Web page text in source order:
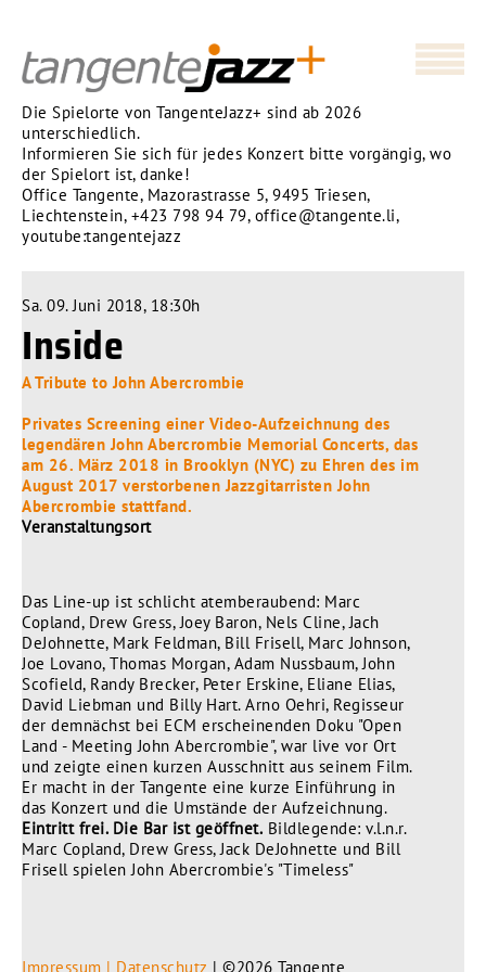
Die Spielorte von TangenteJazz+ sind ab 2026
unterschiedlich.
Informieren Sie sich für jedes Konzert bitte vorgängig, wo
der Spielort ist, danke!
Office Tangente, Mazorastrasse 5, 9495 Triesen,
Liechtenstein, +423 798 94 79, office@tangente.li,
youtube:tangentejazz
Sa. 09. Juni 2018, 18:30h
Inside
A Tribute to John Abercrombie
Privates Screening einer Video-Aufzeichnung des
legendären John Abercrombie Memorial Concerts, das
am 26. März 2018 in Brooklyn (NYC) zu Ehren des im
August 2017 verstorbenen Jazzgitarristen John
Abercrombie stattfand.
Veranstaltungsort
Das Line-up ist schlicht atemberaubend: Marc
Copland, Drew Gress, Joey Baron, Nels Cline, Jach
DeJohnette, Mark Feldman, Bill Frisell, Marc Johnson,
Joe Lovano, Thomas Morgan, Adam Nussbaum, John
Scofield, Randy Brecker, Peter Erskine, Eliane Elias,
David Liebman und Billy Hart. Arno Oehri, Regisseur
der demnächst bei ECM erscheinenden Doku "Open
Land - Meeting John Abercrombie", war live vor Ort
und zeigte einen kurzen Ausschnitt aus seinem Film.
Er macht in der Tangente eine kurze Einführung in
das Konzert und die Umstände der Aufzeichnung.
Eintritt frei. Die Bar ist geöffnet. Bildlegende: v.l.n.r.
Marc Copland, Drew Gress, Jack DeJohnette und Bill
Frisell spielen John Abercrombie's "Timeless"
Impressum | Datenschutz | ©2026 Tangente